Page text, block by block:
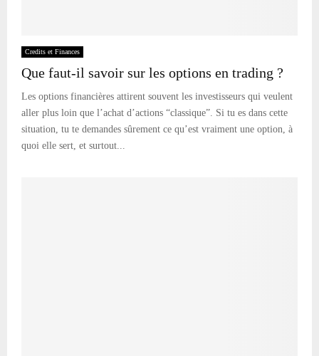
Credits et Finances
Que faut-il savoir sur les options en trading ?
Les options financières attirent souvent les investisseurs qui veulent
aller plus loin que l’achat d’actions “classique”. Si tu es dans cette
situation, tu te demandes sûrement ce qu’est vraiment une option, à
quoi elle sert, et surtout...